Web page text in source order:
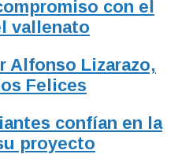
con el
vallenato
Alfonso Lizarazo,
Felices
confían en la
proyecto